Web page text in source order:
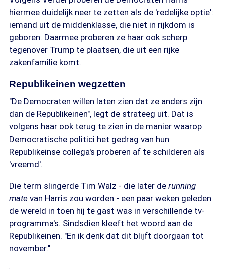
hiermee duidelijk neer te zetten als de 'redelijke optie':
iemand uit de middenklasse, die niet in rijkdom is
geboren. Daarmee proberen ze haar ook scherp
tegenover Trump te plaatsen, die uit een rijke
zakenfamilie komt.
Republikeinen wegzetten
"De Democraten willen laten zien dat ze anders zijn
dan de Republikeinen", legt de strateeg uit. Dat is
volgens haar ook terug te zien in de manier waarop
Democratische politici het gedrag van hun
Republikeinse collega's proberen af te schilderen als
'vreemd'.
Die term slingerde Tim Walz - die later de running
mate van Harris zou worden - een paar weken geleden
de wereld in toen hij te gast was in verschillende tv-
programma's. Sindsdien kleeft het woord aan de
Republikeinen. "En ik denk dat dit blijft doorgaan tot
november."